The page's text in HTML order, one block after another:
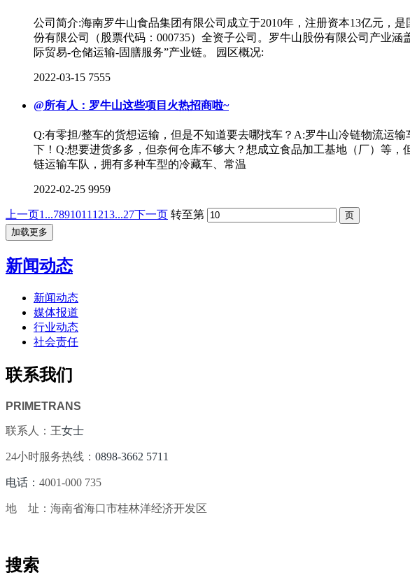
公司简介:海南罗牛山食品集团有限公司成立于2010年，注册资本13亿元，
份有限公司（股票代码：000735）全资子公司。罗牛山股份有限公司产业
际贸易-仓储运输-固膳服务”产业链。 园区概况:
2022-03-15 7555
@所有人：罗牛山这些项目火热招商啦~
Q:有零担/整车的货想运输，但是不知道要去哪找车？A:罗牛山冷链物流运
下！Q:想要进货多多，但奈何仓库不够大？想成立食品加工基地（厂）等
链运输车队，拥有多种车型的冷藏车、常温
2022-02-25 9959
上一页1...7891011 1213...27下一页 转至第
加载更多
新闻动态
新闻动态
媒体报道
行业动态
社会责任
联系我们
PRIMETRANS
联系人：王女士
24小时服务热线： 0898-3662 5711
电话： 4001-000 735
地 址：海南省海口市桂林洋经济开发区
搜索